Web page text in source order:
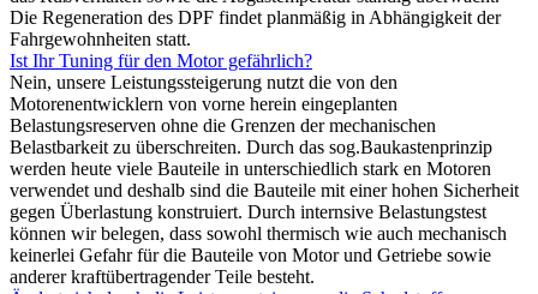
Die Regeneration des DPF findet planmäßig in Abhängigkeit der
Fahrgewohnheiten statt.
Ist Ihr Tuning für den Motor gefährlich?
Nein, unsere Leistungssteigerung nutzt die von den
Motorenentwicklern von vorne herein eingeplanten
Belastungsreserven ohne die Grenzen der mechanischen
Belastbarkeit zu überschreiten. Durch das sog.Baukastenprinzip
werden heute viele Bauteile in unterschiedlich stark en Motoren
verwendet und deshalb sind die Bauteile mit einer hohen Sicherheit
gegen Überlastung konstruiert. Durch internsive Belastungstest
können wir belegen, dass sowohl thermisch wie auch mechanisch
keinerlei Gefahr für die Bauteile von Motor und Getriebe sowie
anderer kraftübertragender Teile besteht.